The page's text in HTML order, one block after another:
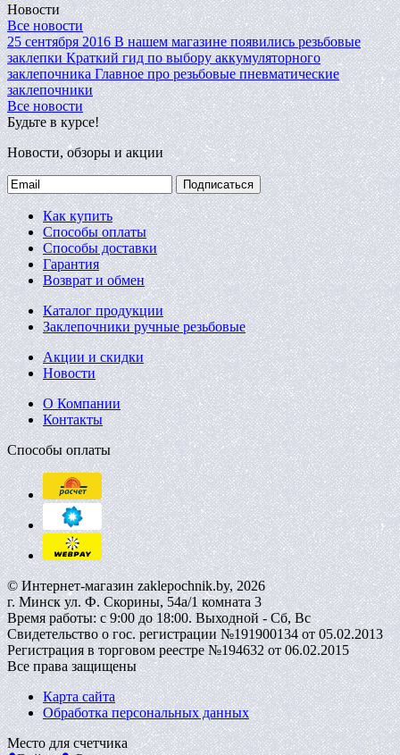
Новости
Все новости
25 сентября 2016 В нашем магазине появились резьбовые
заклепки Краткий гид по выбору аккумуляторного
заклепочника Главное про резьбовые пневматические
заклепочники
Все новости
Будьте в курсе!
Новости, обзоры и акции
Подписаться
Как купить
Способы оплаты
Способы доставки
Гарантия
Возврат и обмен
Каталог продукции
Заклепочники ручные резьбовые
Акции и скидки
Новости
О Компании
Контакты
Способы оплаты
© Интернет-магазин zaklepochnik.by, 2026
г. Минск ул. Ф. Скорины, 54а/1 комната 3
Время работы: с 9:00 до 18:00. Выходной - Сб, Вс
Свидетельство о гос. регистрации №191900134 от 05.02.2013
Регистрация в торговом реестре №194632 от 06.02.2015
Все права защищены
Карта сайта
Обработка персональных данных
Место для счетчика